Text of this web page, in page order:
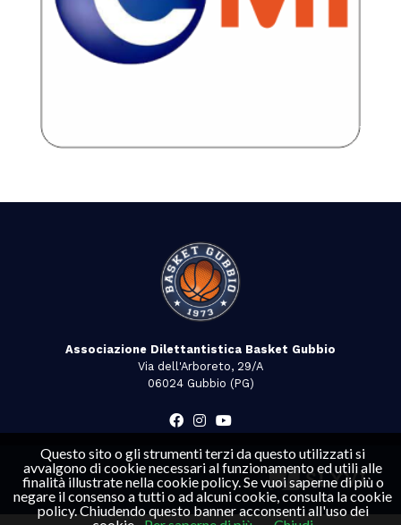
Associazione Dilettantistica Basket Gubbio
Via dell'Arboreto, 29/A
06024 Gubbio (PG)
Questo sito o gli strumenti terzi da questo utilizzati si
avvalgono di cookie necessari al funzionamento ed utili alle
finalità illustrate nella cookie policy. Se vuoi saperne di più o
negare il consenso a tutti o ad alcuni cookie, consulta la cookie
policy. Chiudendo questo banner acconsenti all'uso dei